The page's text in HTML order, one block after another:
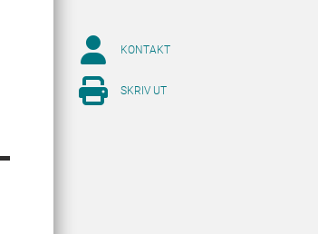
KONTAKT
SKRIV UT